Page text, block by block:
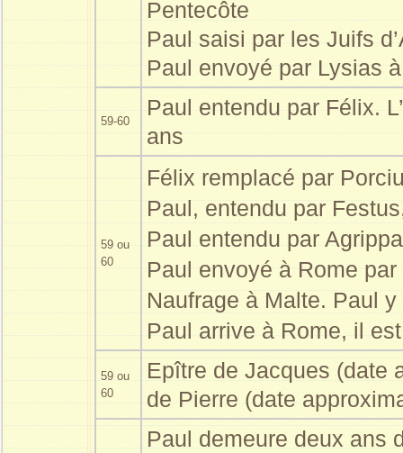
Pentecôte
Paul saisi par les Juifs
Paul envoyé par Lysias
59-60
Paul entendu par Félix.
ans
59 ou
60
Félix remplacé par
Paul, entendu par
Paul entendu par
Paul envoyé à Rome
Naufrage à Malte. Paul
Paul arrive à Rome, il
59 ou
60
Epître de Jacques
de Pierre (date
Paul demeure deux ans